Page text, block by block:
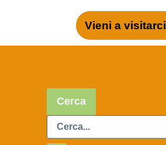
Vieni a visitarci
Cerca